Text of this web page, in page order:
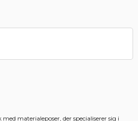
materialeposer, der specialiserer sig i